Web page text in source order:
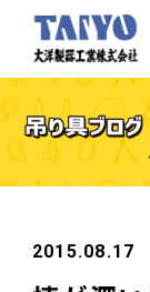
2015.08.17